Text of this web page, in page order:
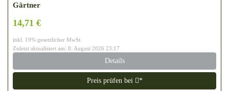
Gärtner
14,71 €
inkl. 19% gesetzlicher MwSt.
Zuletzt aktualisiert am: 8. August 2026 23:17
Details
Preis prüfen bei *